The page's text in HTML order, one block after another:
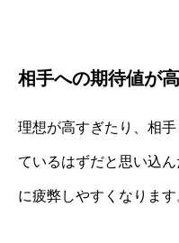
相手への期待値が
理想が高すぎたり、相
ているはずだと思い込
に疲弊しやすくなります